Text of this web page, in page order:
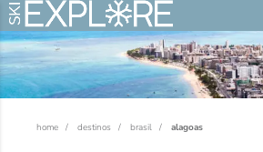
home destinos brasil alagoas